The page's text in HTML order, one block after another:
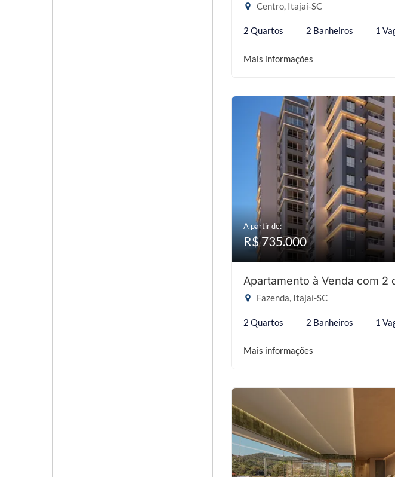
Centro, Itajaí-SC
2 Quartos 2 Banheiros 1
Mais informações
A partir de:
R$ 735.000
Apartamento à Venda com 2
Fazenda, Itajaí-SC
2 Quartos 2 Banheiros 1
Mais informações